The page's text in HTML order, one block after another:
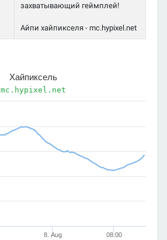
захватывающий геймплей!
Айпи хайпикселя - mc.hypixel.net
Хайпиксель
mc.hypixel.net
8. Aug 08:00